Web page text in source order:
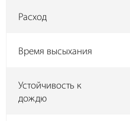
Расход
Время высыхания
Устойчивость к
дождю